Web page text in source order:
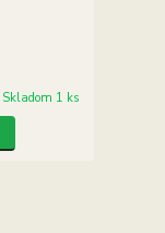
Skladom 1 ks